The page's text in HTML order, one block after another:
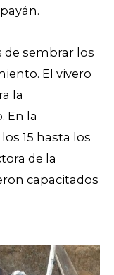
de sembrar los
El vivero
la
En la
15 hasta los
de la
capacitados